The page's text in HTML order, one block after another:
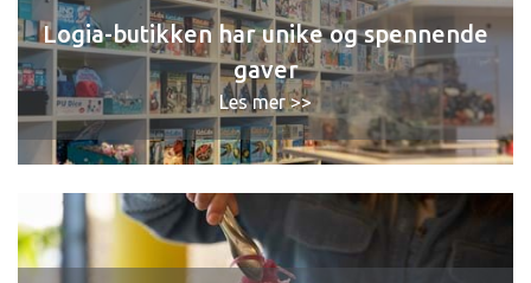
Logia-butikken har unike og spennende
gaver
Les mer >>